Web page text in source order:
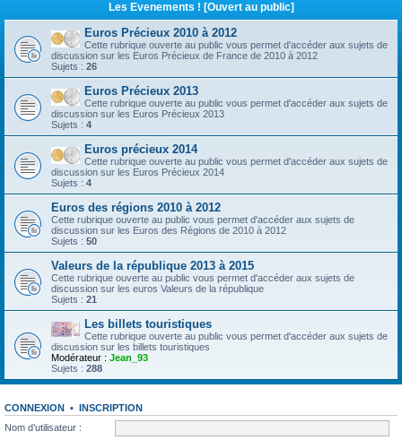
Les Evenements ! [Ouvert au public]
Euros Précieux 2010 à 2012
Cette rubrique ouverte au public vous permet d'accéder aux sujets de
discussion sur les Euros Précieux de France de 2010 à 2012
Sujets : 26
Euros Précieux 2013
Cette rubrique ouverte au public vous permet d'accéder aux sujets de
discussion sur les Euros Précieux 2013
Sujets : 4
Euros précieux 2014
Cette rubrique ouverte au public vous permet d'accéder aux sujets de
discussion sur les Euros Précieux 2014
Sujets : 4
Euros des régions 2010 à 2012
Cette rubrique ouverte au public vous permet d'accéder aux sujets de
discussion sur les Euros des Régions de 2010 à 2012
Sujets : 50
Valeurs de la république 2013 à 2015
Cette rubrique ouverte au public vous permet d'accéder aux sujets de
discussion sur les euros Valeurs de la république
Sujets : 21
Les billets touristiques
Cette rubrique ouverte au public vous permet d'accéder aux sujets de
discussion sur les billets touristiques
Modérateur : Jean_93
Sujets : 288
CONNEXION • INSCRIPTION
Nom d’utilisateur :